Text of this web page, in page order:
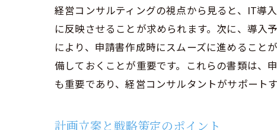
業
地
コ
IT導入
経営コンサルティングの視点から見ると、IT導
に反映させることが求められます。次に、導入
により、申請書作成時にスムーズに進めること
備しておくことが重要です。これらの書類は、
も重要であり、経営コンサルタントがサポート
計画立案と戦略策定のポイント